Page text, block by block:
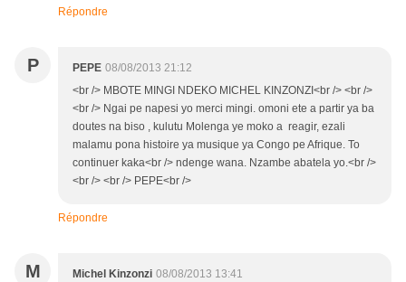
Répondre
P PEPE 08/08/2013 21:12
<br /> MBOTE MINGI NDEKO MICHEL KINZONZI<br /> <br />
<br /> Ngai pe napesi yo merci mingi. omoni ete a partir ya ba
doutes na biso , kulutu Molenga ye moko a reagir, ezali
malamu pona histoire ya musique ya Congo pe Afrique. To
continuer kaka<br /> ndenge wana. Nzambe abatela yo.<br />
<br /> <br /> PEPE<br />
Répondre
M Michel Kinzonzi 08/08/2013 13:41